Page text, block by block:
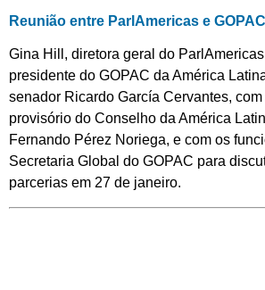
Reunião entre ParlAmericas e GOPAC
Gina Hill, diretora geral do
presidente do GOPAC da América
senador Ricardo García Cervantes,
provisório do Conselho da América
Fernando Pérez Noriega, e com os
Secretaria Global do GOPAC para
parcerias em 27 de janeiro.